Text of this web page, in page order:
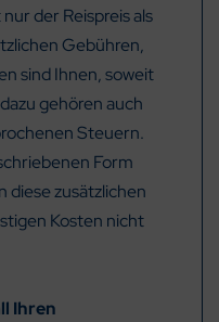
der Reispreis als
Gebühren,
sind Ihnen, soweit
gehören auch
Steuern.
Form
diese zusätzlichen
Kosten nicht
Ihren